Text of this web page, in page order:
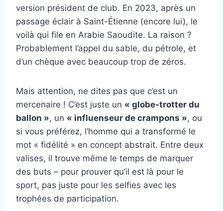
version président de club. En 2023, après un
passage éclair à Saint-Étienne (encore lui), le
voilà qui file en Arabie Saoudite. La raison ?
Probablement l’appel du sable, du pétrole, et
d’un chèque avec beaucoup trop de zéros.
Mais attention, ne dites pas que c’est un
mercenaire ! C’est juste un « globe-trotter du
ballon », un « influenseur de crampons », ou
si vous préférez, l’homme qui a transformé le
mot « fidélité » en concept abstrait. Entre deux
valises, il trouve même le temps de marquer
des buts – pour prouver qu’il est là pour le
sport, pas juste pour les selfies avec les
trophées de participation.